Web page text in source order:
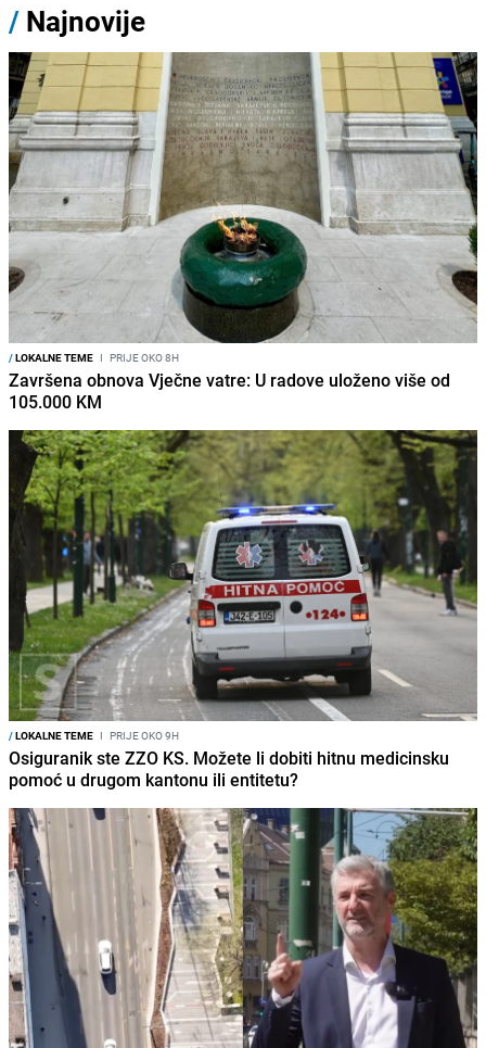
/ Najnovije
/LOKALNE TEME I PRIJE OKO 8H
Završena obnova Vječne vatre: U radove uloženo više od
105.000 KM
/LOKALNE TEME I PRIJE OKO 9H
Osiguranik ste ZZO KS. Možete li dobiti hitnu medicinsku
pomoć u drugom kantonu ili entitetu?